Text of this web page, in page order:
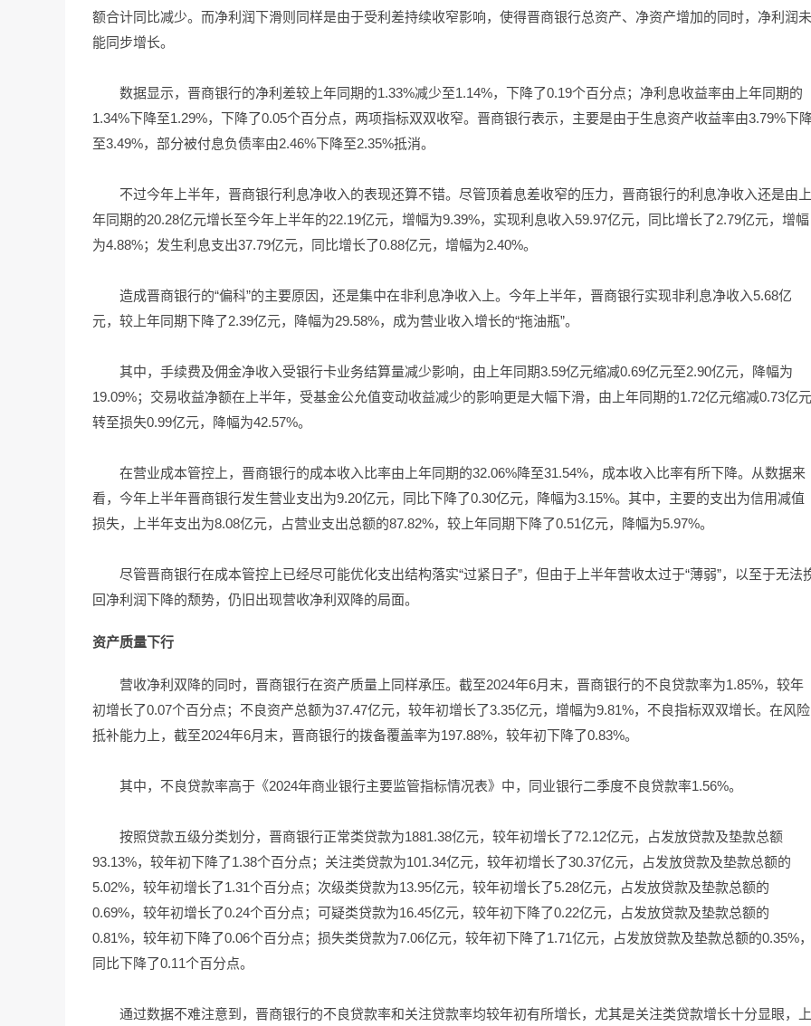
额合计同比减少。而净利润下滑则同样是由于受利差持续收窄影响，使得晋商银行总资产、净资产增加的同时，净利润未
能同步增长。
数据显示，晋商银行的净利差较上年同期的1.33%减少至1.14%，下降了0.19个百分点；净利息收益率由上年同期的
1.34%下降至1.29%，下降了0.05个百分点，两项指标双双收窄。晋商银行表示，主要是由于生息资产收益率由3.79%下
至3.49%，部分被付息负债率由2.46%下降至2.35%抵消。
不过今年上半年，晋商银行利息净收入的表现还算不错。尽管顶着息差收窄的压力，晋商银行的利息净收入还是由上
年同期的20.28亿元增长至今年上半年的22.19亿元，增幅为9.39%，实现利息收入59.97亿元，同比增长了2.79亿元，增幅
为4.88%；发生利息支出37.79亿元，同比增长了0.88亿元，增幅为2.40%。
造成晋商银行的“偏科”的主要原因，还是集中在非利息净收入上。今年上半年，晋商银行实现非利息净收入5.68亿
元，较上年同期下降了2.39亿元，降幅为29.58%，成为营业收入增长的“拖油瓶”。
其中，手续费及佣金净收入受银行卡业务结算量减少影响，由上年同期3.59亿元缩减0.69亿元至2.90亿元，降幅为
19.09%；交易收益净额在上半年，受基金公允值变动收益减少的影响更是大幅下滑，由上年同期的1.72亿元缩减0.73亿元
转至损失0.99亿元，降幅为42.57%。
在营业成本管控上，晋商银行的成本收入比率由上年同期的32.06%降至31.54%，成本收入比率有所下降。从数据来
看，今年上半年晋商银行发生营业支出为9.20亿元，同比下降了0.30亿元，降幅为3.15%。其中，主要的支出为信用减值
损失，上半年支出为8.08亿元，占营业支出总额的87.82%，较上年同期下降了0.51亿元，降幅为5.97%。
尽管晋商银行在成本管控上已经尽可能优化支出结构落实“过紧日子”，但由于上半年营收太过于“薄弱”，以至于无法
回净利润下降的颓势，仍旧出现营收净利双降的局面。
资产质量下行
营收净利双降的同时，晋商银行在资产质量上同样承压。截至2024年6月末，晋商银行的不良贷款率为1.85%，较年
初增长了0.07个百分点；不良资产总额为37.47亿元，较年初增长了3.35亿元，增幅为9.81%，不良指标双双增长。在风险
抵补能力上，截至2024年6月末，晋商银行的拨备覆盖率为197.88%，较年初下降了0.83%。
其中，不良贷款率高于《2024年商业银行主要监管指标情况表》中，同业银行二季度不良贷款率1.56%。
按照贷款五级分类划分，晋商银行正常类贷款为1881.38亿元，较年初增长了72.12亿元，占发放贷款及垫款总额
93.13%，较年初下降了1.38个百分点；关注类贷款为101.34亿元，较年初增长了30.37亿元，占发放贷款及垫款总额的
5.02%，较年初增长了1.31个百分点；次级类贷款为13.95亿元，较年初增长了5.28亿元，占发放贷款及垫款总额的
0.69%，较年初增长了0.24个百分点；可疑类贷款为16.45亿元，较年初下降了0.22亿元，占发放贷款及垫款总额的
0.81%，较年初下降了0.06个百分点；损失类贷款为7.06亿元，较年初下降了1.71亿元，占发放贷款及垫款总额的0.35%
同比下降了0.11个百分点。
通过数据不难注意到，晋商银行的不良贷款率和关注贷款率均较年初有所增长，尤其是关注类贷款增长十分显眼，上